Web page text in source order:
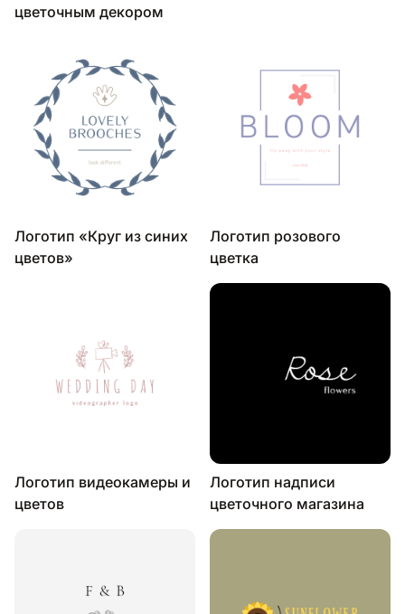
цветочным декором
Логотип «Круг из синих
цветов»
Логотип розового
цветка
Логотип видеокамеры и
цветов
Логотип надписи
цветочного магазина